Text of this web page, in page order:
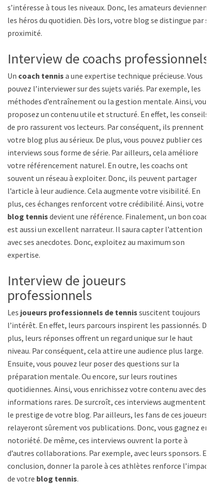
s’intéresse à tous les niveaux. Donc, les amateurs deviennent
les héros du quotidien. Dès lors, votre blog se distingue par sa
proximité.
Interview de coachs professionnels
Un coach tennis a une expertise technique précieuse. Vous
pouvez l’interviewer sur des sujets variés. Par exemple, les
méthodes d’entraînement ou la gestion mentale. Ainsi, vous
proposez un contenu utile et structuré. En effet, les conseils
de pro rassurent vos lecteurs. Par conséquent, ils prennent
votre blog plus au sérieux. De plus, vous pouvez publier ces
interviews sous forme de série. Par ailleurs, cela améliore
votre référencement naturel. En outre, les coachs ont
souvent un réseau à exploiter. Donc, ils peuvent partager
l’article à leur audience. Cela augmente votre visibilité. En
plus, ces échanges renforcent votre crédibilité. Ainsi, votre
blog tennis devient une référence. Finalement, un bon coach
est aussi un excellent narrateur. Il saura capter l’attention
avec ses anecdotes. Donc, exploitez au maximum son
expertise.
Interview de joueurs
professionnels
Les joueurs professionnels de tennis suscitent toujours
l’intérêt. En effet, leurs parcours inspirent les passionnés. De
plus, leurs réponses offrent un regard unique sur le haut
niveau. Par conséquent, cela attire une audience plus large.
Ensuite, vous pouvez leur poser des questions sur la
préparation mentale. Ou encore, sur leurs routines
quotidiennes. Ainsi, vous enrichissez votre contenu avec des
informations rares. De surcroît, ces interviews augmentent
le prestige de votre blog. Par ailleurs, les fans de ces joueurs
relayeront sûrement vos publications. Donc, vous gagnez en
notoriété. De même, ces interviews ouvrent la porte à
d’autres collaborations. Par exemple, avec leurs sponsors. En
conclusion, donner la parole à ces athlètes renforce l’impact
de votre blog tennis.